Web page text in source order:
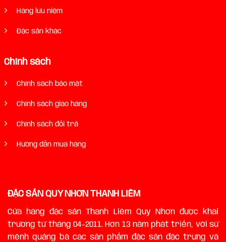
Hàng lưu niệm
Đặc sản khác
Chính sách
Chính sách bảo mật
Chính sách giao hàng
Chính sách đổi trả
Hướng dẫn mua hàng
ĐẶC SẢN QUY NHƠN THANH LIÊM
Cửa hàng đặc sản Thanh Liêm Quy Nhơn được khai
trương từ tháng 04-2011. Hơn 13 năm phát triển, với sứ
mệnh quảng bá các sản phẩm đặc sản đặc trưng và